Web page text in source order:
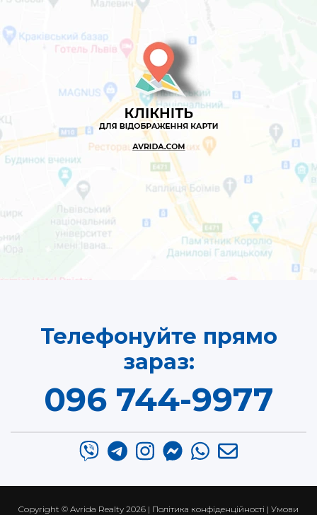
Телефонуйте прямо
зараз:
096 744-9977
Copyright © Avrida Realty 2026 | Політика конфіденційності | Умови